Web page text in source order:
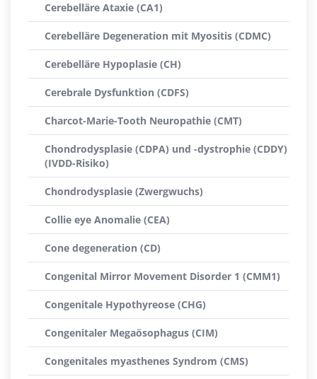
Cerebelläre Ataxie (CA1)
Cerebelläre Degeneration mit Myositis (CDMC)
Cerebelläre Hypoplasie (CH)
Cerebrale Dysfunktion (CDFS)
Charcot-Marie-Tooth Neuropathie (CMT)
Chondrodysplasie (CDPA) und -dystrophie (CDDY)
(IVDD-Risiko)
Chondrodysplasie (Zwergwuchs)
Collie eye Anomalie (CEA)
Cone degeneration (CD)
Congenital Mirror Movement Disorder 1 (CMM1)
Congenitale Hypothyreose (CHG)
Congenitaler Megaösophagus (CIM)
Congenitales myasthenes Syndrom (CMS)